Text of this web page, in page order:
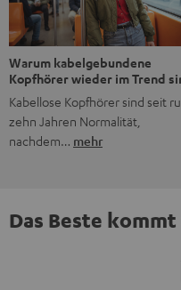
Warum kabelgebundene
Kopfhörer wieder im Trend
Kabellose Kopfhörer sind seit
zehn Jahren Normalität,
nachdem… mehr
Das Beste kommt